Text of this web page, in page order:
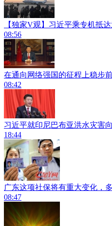
【独家V观】习近平乘专机抵达
08:56
在通向网络强国的征程上稳步
08:42
习近平就印尼巴布亚洪水灾害
18:44
广东这项社保将有重大变化，
08:47